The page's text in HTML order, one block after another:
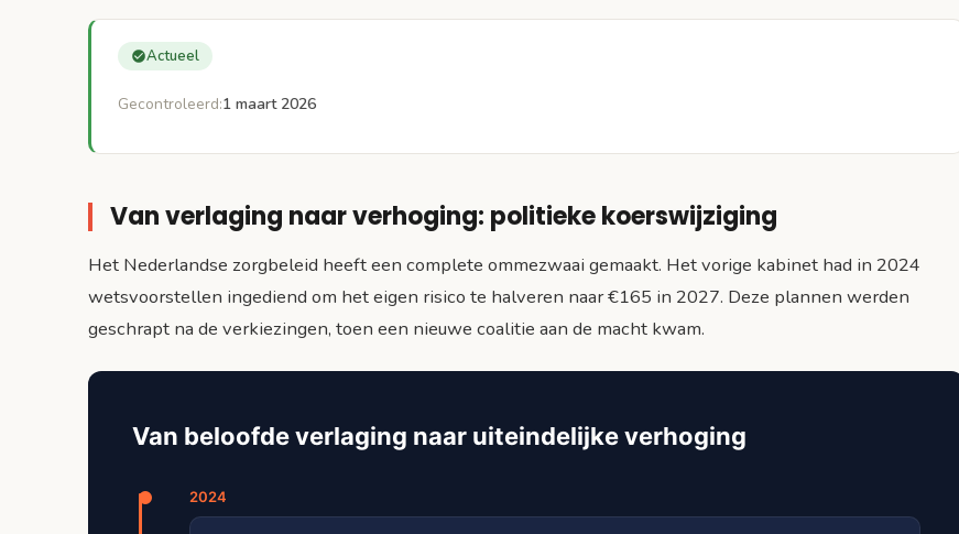
Actueel
Gecontroleerd:1 maart 2026
Van verlaging naar verhoging: politieke koerswijziging
Het Nederlandse zorgbeleid heeft een complete ommezwaai gemaakt. Het vorige kabinet had in 2024
wetsvoorstellen ingediend om het eigen risico te halveren naar €165 in 2027. Deze plannen werden
geschrapt na de verkiezingen, toen een nieuwe coalitie aan de macht kwam.
Van beloofde verlaging naar uiteindelijke verhoging
2024